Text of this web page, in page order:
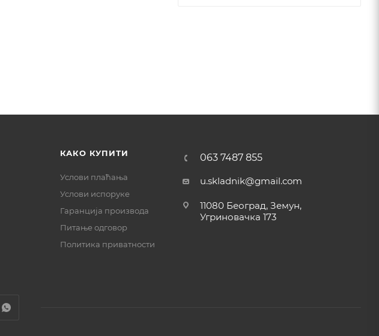
КАКО КУПИТИ
Услови плаћања
Услови испоруке
Гаранција производа
Питање одговор
Политика приватности
063 7487 855
u.skladnik@gmail.com
11080 Београд, Земун,
Угриновачка 173